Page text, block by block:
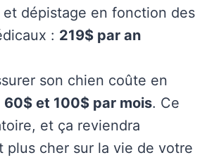
dépistage en fonction des
: 219$ par an
son chien coûte en
60$ et 100$ par mois. Ce
et ça reviendra
plus cher sur la vie de votre